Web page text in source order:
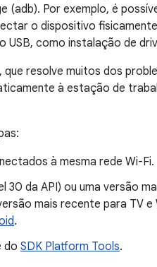
(adb). Por exemplo, é
o dispositivo fisicamente
USB, como instalação de
resolve muitos dos
à estação de
à mesma rede Wi-Fi.
30 da API) ou uma versão
mais recente para TV e
.
do SDK Platform Tools.